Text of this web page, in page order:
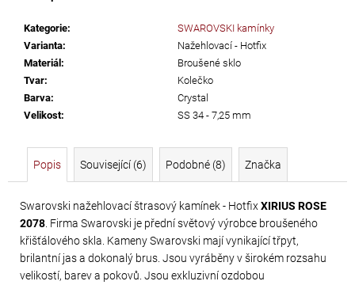
Kategorie:
SWAROVSKI kamínky
Varianta:
Nažehlovací - Hotfix
Materiál:
Broušené sklo
Tvar:
Kolečko
Barva:
Crystal
Velikost: SS 34 - 7,25 mm
Popis Související (6) Podobné (8) Značka
Swarovski nažehlovací štrasový kamínek - HotfixXIRIUS ROSE
2078 . Firma Swarovski je přední světový výrobce broušeného
křišťálového skla. Kameny Swarovski mají vynikající třpyt,
brilantní jas a dokonalý brus. Jsou vyráběny v širokém rozsahu
velikostí, barev a pokovů. Jsou exkluzivní ozdobou
e
NEELASTICKÉ
BARBADOS
30
CM
620
Kč